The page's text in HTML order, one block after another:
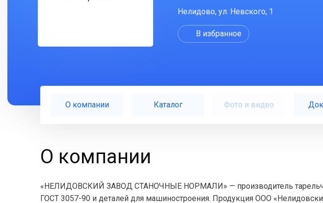
Нелидово, ул. Невского, 1
В избранное
О компании Каталог Фото и видео
О компании
«НЕЛИДОВСКИЙ ЗАВОД СТАНОЧНЫЕ НОРМАЛИ» — производитель
ГОСТ 3057-90 и деталей для машиностроения. Продукция ООО